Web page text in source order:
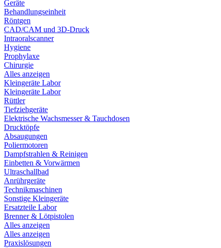
Geräte
Behandlungseinheit
Röntgen
CAD/CAM und 3D-Druck
Intraoralscanner
Hygiene
Prophylaxe
Chirurgie
Alles anzeigen
Kleingeräte Labor
Kleingeräte Labor
Rüttler
Tiefziehgeräte
Elektrische Wachsmesser & Tauchdosen
Drucktöpfe
Absaugungen
Poliermotoren
Dampfstrahlen & Reinigen
Einbetten & Vorwärmen
Ultraschallbad
Anrührgeräte
Technikmaschinen
Sonstige Kleingeräte
Ersatzteile Labor
Brenner & Lötpistolen
Alles anzeigen
Alles anzeigen
Praxislösungen